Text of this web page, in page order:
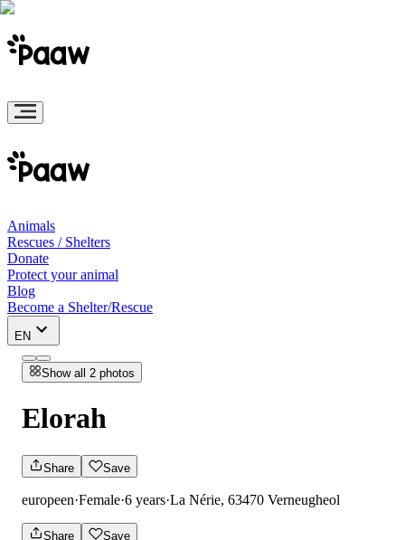
Animals
Rescues / Shelters
Donate
Protect your animal
Blog
Become a Shelter/Rescue
EN
Show all 2 photos
Elorah
Share Save
europeen·Female·6 years·La Nérie, 63470 Verneugheol
Share Save